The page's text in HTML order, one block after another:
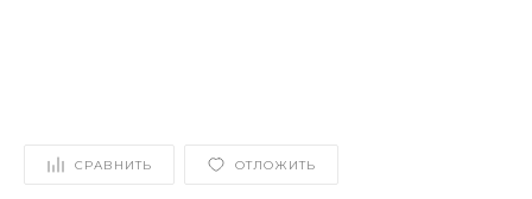
СРАВНИТЬ ОТЛОЖИТЬ